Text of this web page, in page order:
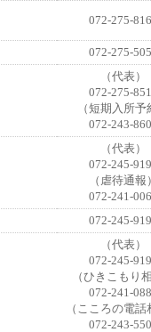
072-275-
072-275-
（代表）
072-275-
（短期入所予
072-243-
（代表）
072-245-
（虐待通報
072-241-
072-245-
（代表）
072-245-
（ひきこもり
072-241-
（こころの電
072-243-